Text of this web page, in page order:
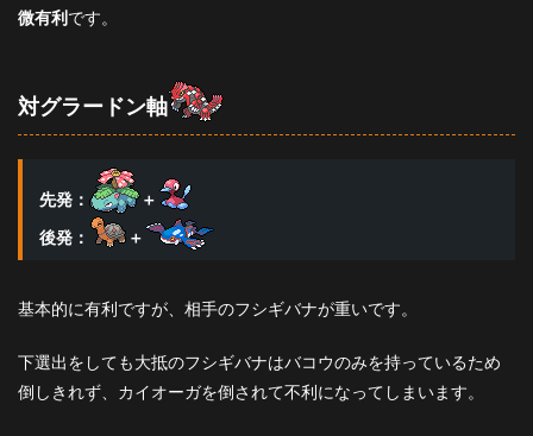
微有利です。
対グラードン軸
先発：
＋
後発：
＋
基本的に有利ですが、相手のフシギバナが重いです。
下選出をしても大抵のフシギバナはバコウのみを持っているため
倒しきれず、カイオーガを倒されて不利になってしまいます。